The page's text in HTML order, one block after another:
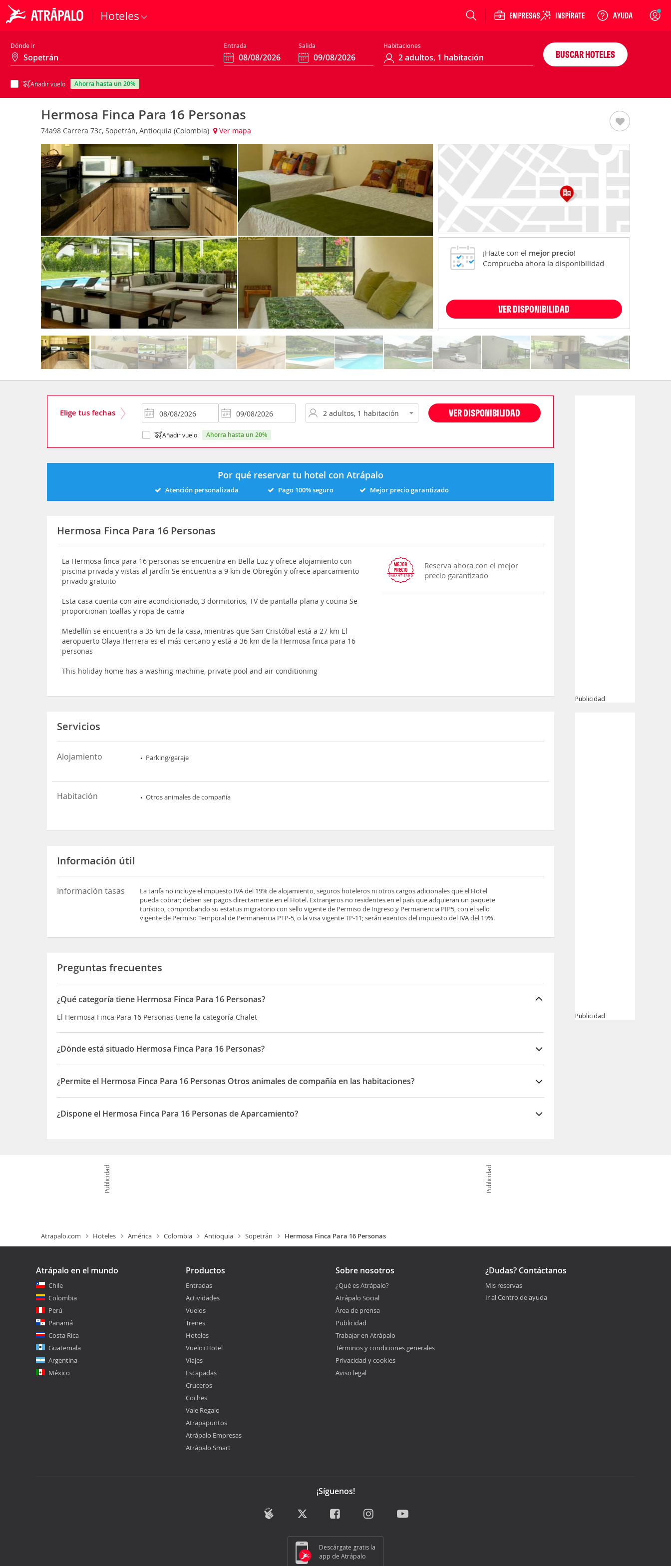
Hoteles Login
Dónde ir Entrada Salida Habitaciones
Añadir vuelo ahorra hasta un 20%
BUSCAR HOTELES
Hermosa Finca Para 16 Personas
74a98 Carrera 73c, Sopetrán, Antioquia (Colombia) Ver mapa
¡Hazte con el mejor precio!
Comprueba ahora la disponibilidad
VER DISPONIBILIDAD
Elige tus fechas VER DISPONIBILIDAD
Añadir vuelo ahorra hasta un 20%
Por qué reservar tu hotel con Atrápalo
Atención personalizada Pago 100% seguro Mejor precio garantizado
Hermosa Finca Para 16 Personas
La Hermosa finca para 16 personas se encuentra en Bella Luz y ofrece alojamiento con
piscina privada y vistas al jardín Se encuentra a 9 km de Obregón y ofrece aparcamiento
privado gratuito
Esta casa cuenta con aire acondicionado, 3 dormitorios, TV de pantalla plana y cocina Se
proporcionan toallas y ropa de cama
Medellín se encuentra a 35 km de la casa, mientras que San Cristóbal está a 27 km El
aeropuerto Olaya Herrera es el más cercano y está a 36 km de la Hermosa finca para 16
personas
This holiday home has a washing machine, private pool and air conditioning
Reserva ahora con el mejor
precio garantizado
Servicios
Alojamiento Parking/garaje
Habitación Otros animales de compañía
Información útil
Información tasas
La tarifa no incluye el impuesto IVA del 19% de alojamiento, seguros hoteleros ni otros cargos adicionales que el Hotel
pueda cobrar; deben ser pagos directamente en el Hotel. Extranjeros no residentes en el país que adquieran un paquete
turístico, comprobando su estatus migratorio con sello vigente de Permiso de Ingreso y Permanencia PIP5, con el sello
vigente de Permiso Temporal de Permanencia PTP-5, o la visa vigente TP-11; serán exentos del impuesto del IVA del 19%.
Preguntas frecuentes
¿Qué categoría tiene Hermosa Finca Para 16 Personas?
El Hermosa Finca Para 16 Personas tiene la categoría Chalet
¿Dónde está situado Hermosa Finca Para 16 Personas?
El Hermosa Finca Para 16 Personas está situado en 74a98 Carrera 73c
¿Permite el Hermosa Finca Para 16 Personas Otros animales de compañía en las habitaciones?
Sí, el Hermosa Finca Para 16 Personas permite Otros animales de compañía en las habitaciones
¿Dispone el Hermosa Finca Para 16 Personas de Aparcamiento?
Publicidad
Publicidad
Publicidad Publicidad
Atrapalo.com Hoteles América Colombia Antioquia Sopetrán Hermosa Finca Para 16 Personas
Atrápalo en el mundo
Chile
Colombia
Perú
Panamá
Costa Rica
Guatemala
Argentina
México
Productos
Entradas
Actividades
Vuelos
Trenes
Hoteles
Vuelo+Hotel
Viajes
Escapadas
Cruceros
Coches
Vale Regalo
Atrapapuntos
Atrápalo Empresas
Atrápalo Smart
Sobre nosotros
¿Qué es Atrápalo?
Atrápalo Social
Área de prensa
Publicidad
Trabajar en Atrápalo
Términos y condiciones generales
Privacidad y cookies
Aviso legal
¿Dudas? Contáctanos
Mis reservas
Ir al Centro de ayuda
¡Síguenos!
Descárgate gratis la
app de Atrápalo